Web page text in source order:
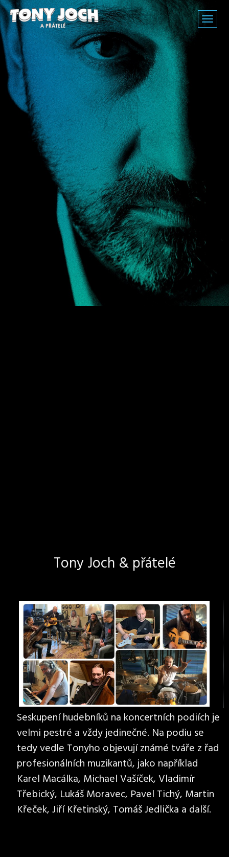
Tony Joch & přátelé
Seskupení hudebníků na koncertních podiích je
velmi pestré a vždy jedinečné. Na podiu se
tedy vedle Tonyho objevují známé tváře z řad
profesionálních muzikantů, jako například
Karel Macálka, Michael Vašíček, Vladimír
Třebický, Lukáš Moravec, Pavel Tichý, Martin
Křeček, Jiří Křetinský, Tomáš Jedlička a další.